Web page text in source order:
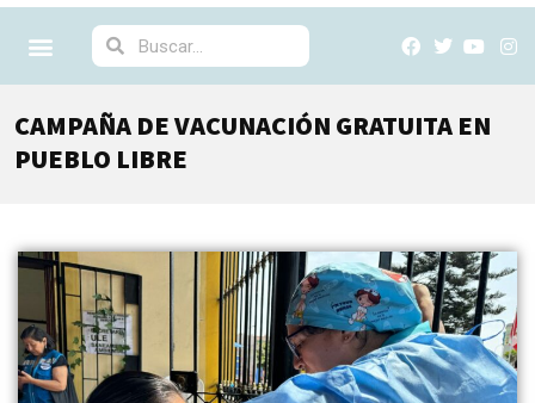
CAMPAÑA DE VACUNACIÓN GRATUITA EN
PUEBLO LIBRE